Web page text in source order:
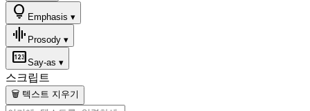
lightbulb Emphasis ▾
graphic_eq Prosody ▾
pinSay-as ▾
스크립트
🗑 텍스트 지우기